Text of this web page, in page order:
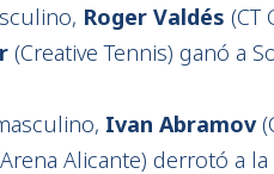
Roger Valdés (CT
(Creative Tennis) ganó a
Ivan Abramov
Alicante) derrotó a